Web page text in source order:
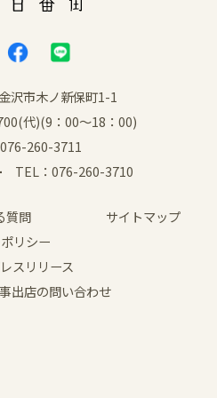
沢市木ノ新保町1-1
代)(9：00～18：00)
260-3711
TEL：076-260-3710
質問
サイトマップ
リシー
スリリース
出店の問い合わせ